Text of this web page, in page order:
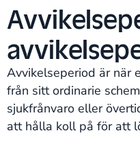
Avvikelseperiod är när
från sitt ordinarie
sjukfrånvaro eller
att hålla koll på för att